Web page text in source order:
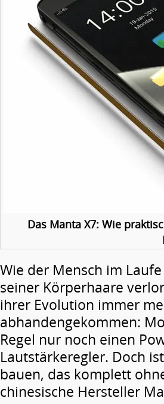
Das Manta X7: Wie
Wie der Mensch im
seiner Körperhaare
ihrer Evolution immer
abhandengekommen:
Regel nur noch einen
Lautstärkeregler. Doch
bauen, das komplett
chinesische Hersteller